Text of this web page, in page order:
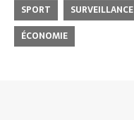
SPORT
SURVEILLANCE
ÉCONOMIE